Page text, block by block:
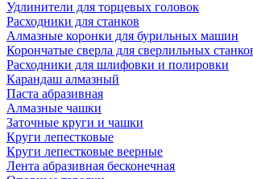
Удлинители для торцевых головок
Расходники для станков
Алмазные коронки для бурильных машин
Корончатые сверла для сверлильных
Расходники для шлифовки и полировки
Карандаш алмазный
Паста абразивная
Алмазные чашки
Заточные круги и чашки
Круги лепестковые
Круги лепестковые веерные
Лента абразивная бесконечная